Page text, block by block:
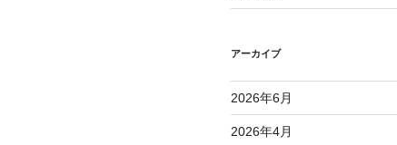
アーカイブ
2026年6月
2026年4月